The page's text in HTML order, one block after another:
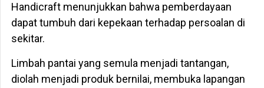
Handicraft menunjukkan bahwa pemberdayaan
dapat tumbuh dari kepekaan terhadap persoalan di
sekitar.
Limbah pantai yang semula menjadi tantangan,
diolah menjadi produk bernilai, membuka lapangan